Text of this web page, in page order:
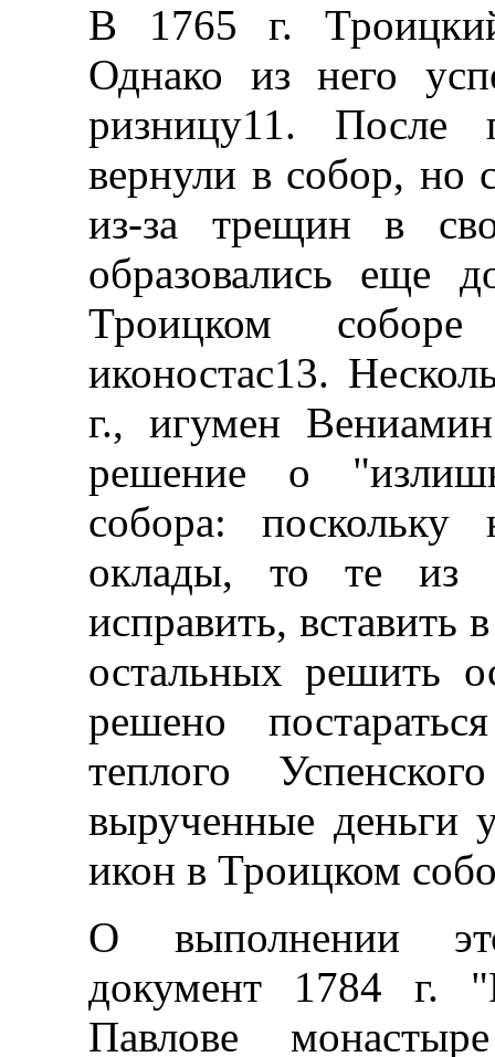
В 1765 г.
Однако из него
ризницу11. После
вернули в собор, но
из-за трещин в
образовались еще
Троицком
иконостас13.
г., игумен
решение о
собора:
оклады, то те из
исправить, вставить
остальных решить
решено
теплого
вырученные деньги
икон в Троицком
О выполнении
документ 1784 г.
Павлове